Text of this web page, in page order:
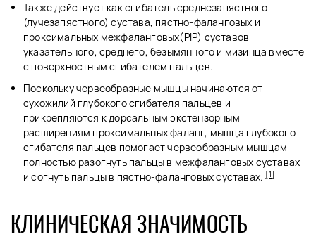
Также действует как сгибатель среднезапястного
(лучезапястного) сустава, пястно-фаланговых и
проксимальных межфаланговых(PIP) суставов
указательного, среднего, безымянного и мизинца вместе
с поверхностным сгибателем пальцев.
Поскольку червеобразные мышцы начинаются от
сухожилий глубокого сгибателя пальцев и
прикрепляются к дорсальным экстензорным
расширениям проксимальных фаланг, мышца глубокого
сгибателя пальцев помогает червеобразным мышцам
полностью разогнуть пальцы в межфаланговых суставах
и согнуть пальцы в пястно-фаланговых суставах.[1]
КЛИНИЧЕСКАЯ ЗНАЧИМОСТЬ